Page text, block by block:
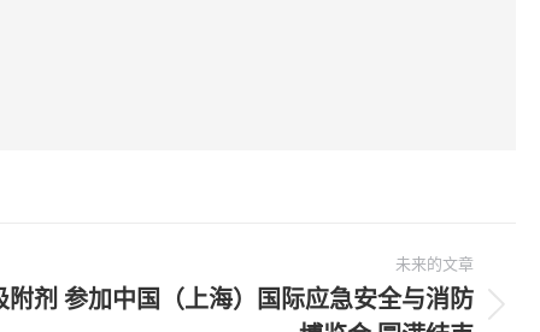
未来的文章
附剂 参加中国（上海）国际应急安全与消防